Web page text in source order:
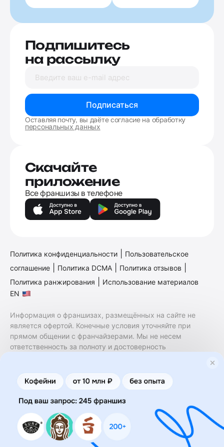
Подпишитесь
на рассылку
Подписаться
Оставляя почту, вы даёте согласие на обработку
персональных данных
Скачайте
приложение
Все франшизы в телефоне
Политика конфиденциальности
Пользовательское
соглашение
Политика DCMA Политика отзывов
Политика ранжирования
Использование материалов
EN
Информация о франшизах, размещённых на сайте не
является офертой. Конечные условия уточняйте при
прямом общении с франчайзерами. Мы не несем
ответственность за полноту и достоверность
финансовые услуги. Заключение договоров
коммерческой концессии (франчайзинга) осуществляется
правообладателями/их представителями. Бизнесменс.ру
не является посредником или представителем
правообладателя и не несет ответственность за условия
предоставления франшизы и действия лиц,
осуществленные на основании информации, имеющейся